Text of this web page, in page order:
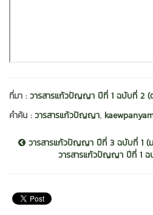
ที่มา :วารสารแก้วปัญญา ปีที่ 1 ฉบับที่ 2 (
คำค้น :วารสารแก้วปัญญา,
วารสารแก้วปัญญา ปีที่ 3 ฉบับที่ 1 (
วารสารแก้วปัญญา ปีที่ 1 ฉ